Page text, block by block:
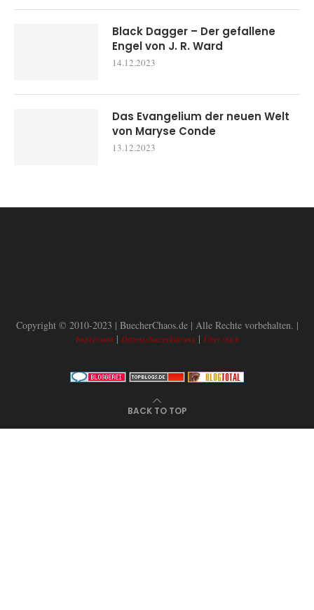
Black Dagger – Der gefallene
Engel von J. R. Ward
14.12.2023
Das Evangelium der neuen Welt
von Maryse Conde
13.12.2023
Copyright © 2010-2023 | BuecherChaos.de | Alle Rechte vorbehalten. |
Impressum | Datenschutzerklärung| Über mich
BACK TO TOP